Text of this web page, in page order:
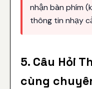
nhận bàn phím
thông tin nhạy
5. Câu Hỏi
cùng